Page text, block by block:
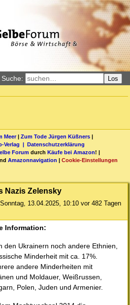
Suche: Los
Meer| Zum Tode Jürgen Küßners |
Verlag | Datenschutzerklärung
Forum durch Käufe bei Amazon! |
Amazonnavigation | Cookie-Einstellungen
Nazis Zelensky
Sonntag, 13.04.2025, 10:10 vor 482 Tagen
Information:
den Ukrainern noch andere Ethnien,
Minderheit mit ca. 17%.
andere Minderheiten mit
und Moldauer, Weißrussen,
Polen, Juden und Armenier.